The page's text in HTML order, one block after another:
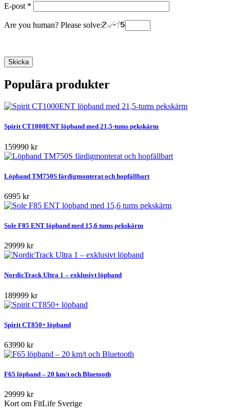
E-post *
Are you human? Please solve:
Populära produkter
Spirit CT1000ENT löpband med 21,5-tums pekskärm
159990 kr
Löpband TM750S färdigmonterat och hopfällbart
6995 kr
Sole F85 ENT löpband med 15,6 tums pekskärm
29999 kr
NordicTrack Ultra 1 – exklusivt löpband
189999 kr
Spirit CT850+ löpband
63990 kr
F65 löpband – 20 km/t och Bluetooth
29999 kr
Kort om FitLife Sverige